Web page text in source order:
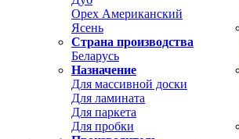
Орех Американский
Ясень
Страна производства
Беларусь
Назначение
Для массивной доски
Для ламината
Для паркета
Для пробки